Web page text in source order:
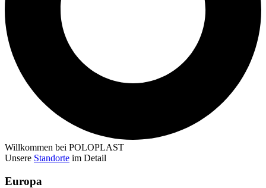
Willkommen bei POLOPLAST
Unsere Standorte im Detail
Europa